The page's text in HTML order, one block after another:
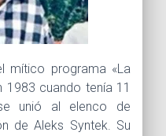
mítico programa «La
cuando tenía 11
unió al elenco de
de Aleks Syntek. Su